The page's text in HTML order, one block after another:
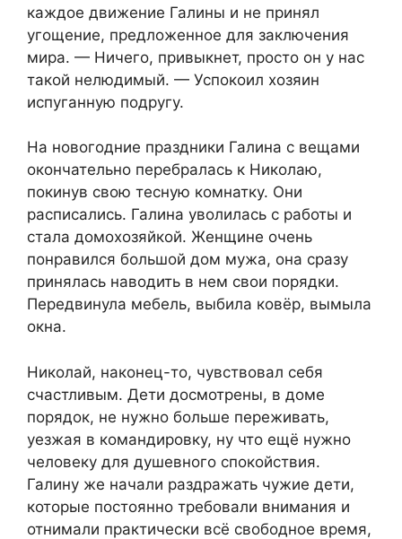
каждое движение Галины и не принял
угощение, предложенное для заключения
мира. — Ничего, привыкнет, просто он у нас
такой нелюдимый. — Успокоил хозяин
испуганную подругу.
На новогодние праздники Галина с вещами
окончательно перебралась к Николаю,
покинув свою тесную комнатку. Они
расписались. Галина уволилась с работы и
стала домохозяйкой. Женщине очень
понравился большой дом мужа, она сразу
принялась наводить в нем свои порядки.
Передвинула мебель, выбила ковёр, вымыла
окна.
Николай, наконец-то, чувствовал себя
счастливым. Дети досмотрены, в доме
порядок, не нужно больше переживать,
уезжая в командировку, ну что ещё нужно
человеку для душевного спокойствия.
Галину же начали раздражать чужие дети,
которые постоянно требовали внимания и
отнимали практически всё свободное время,